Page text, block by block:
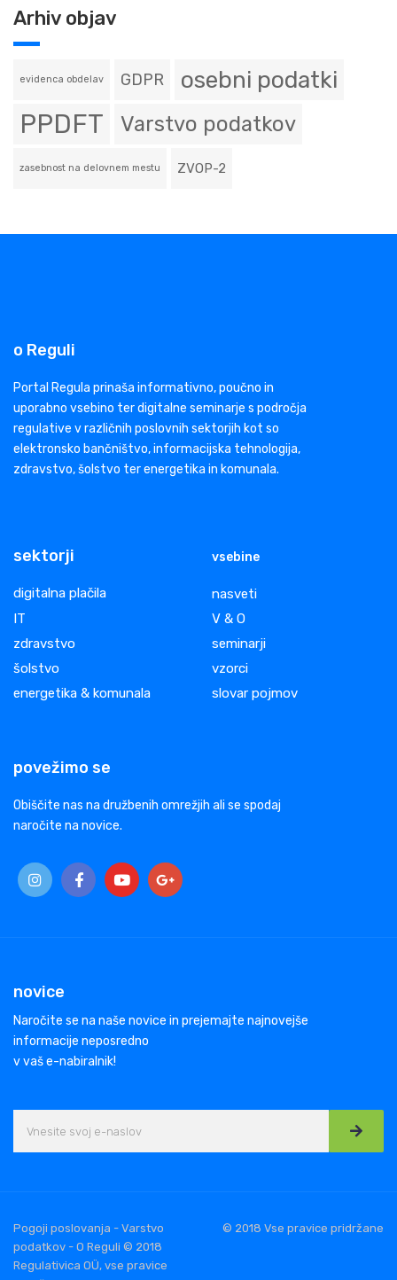
Arhiv objav
evidenca obdelav GDPR osebni podatki
PPDFT Varstvo podatkov
zasebnost na delovnem mestu ZVOP-2
o Reguli
Portal Regula prinaša informativno, poučno in
uporabno vsebino ter digitalne seminarje s področja
regulative v različnih poslovnih sektorjih kot so
elektronsko bančništvo, informacijska tehnologija,
zdravstvo, šolstvo ter energetika in komunala.
sektorji
digitalna plačila
IT
zdravstvo
šolstvo
energetika & komunala
vsebine
nasveti
V & O
seminarji
vzorci
slovar pojmov
povežimo se
Obiščite nas na družbenih omrežjih ali se spodaj
naročite na novice.
novice
Naročite se na naše novice in prejemajte najnovejše
informacije neposredno
v vaš e-nabiralnik!
Pogoji poslovanja - Varstvo
podatkov - O Reguli © 2018
Regulativica OÜ, vse pravice
© 2018 Vse pravice pridržane